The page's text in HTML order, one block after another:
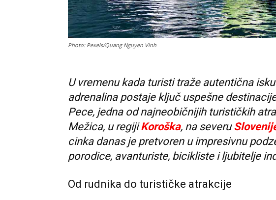
Photo: Pexels/Quang Nguyen Vinh
U vremenu kada turisti traže autentična
adrenalina postaje ključ uspešne
Pece, jedna od najneobičnijih turističkih
Mežica, u regijiKoroška, na severu
cinka danas je pretvoren u impresivnu
porodice, avanturiste, bicikliste i ljubitelje
Od rudnika do turističke atrakcije